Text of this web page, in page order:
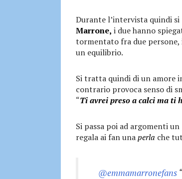
Durante l’intervista quindi
Marrone, i due hanno
tormentato fra due persone,
un equilibrio.
Si tratta quindi di un amore
contrario provoca senso di
“Ti avrei preso a calci ma ti
Si passa poi ad argomenti
regala ai fan unaperla che
@emmamarronefans